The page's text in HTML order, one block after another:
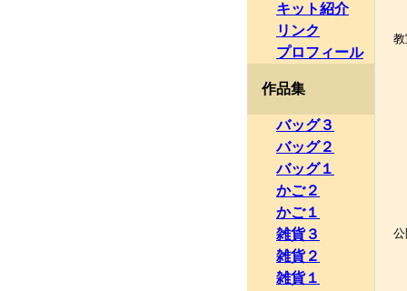
キット紹介
リンク
プロフィール
作品集
バッグ３
バッグ２
バッグ１
かご２
かご１
雑貨３
雑貨２
雑貨１